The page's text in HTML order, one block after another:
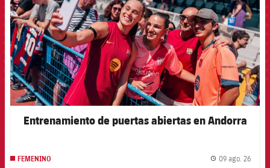
Entrenamiento de puertas abiertas en Andorra
FEMENINO 09 ago. 26